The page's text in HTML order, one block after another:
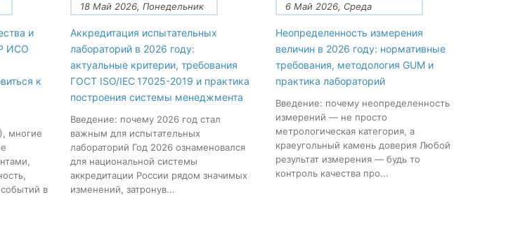
и
ИСО
к
многие
в
18 Май 2026, Понедельник
Аккредитация испытательных
лабораторий в 2026 году:
актуальные критерии, требования
ГОСТ ISO/IEC 17025-2019 и практика
построения системы менеджмента
Введение: почему 2026 год стал
важным для испытательных
лабораторий Год 2026 ознаменовался
для национальной системы
аккредитации России рядом значимых
изменений, затронув...
6 Май 2026, Среда
Неопределенность измерения
величин в 2026 году: нормативные
требования, методология GUM и
практика лабораторий
Введение: почему неопределенность
измерений — не просто
метрологическая категория, а
краеугольный камень доверия Любой
результат измерения — будь то
контроль качества про...